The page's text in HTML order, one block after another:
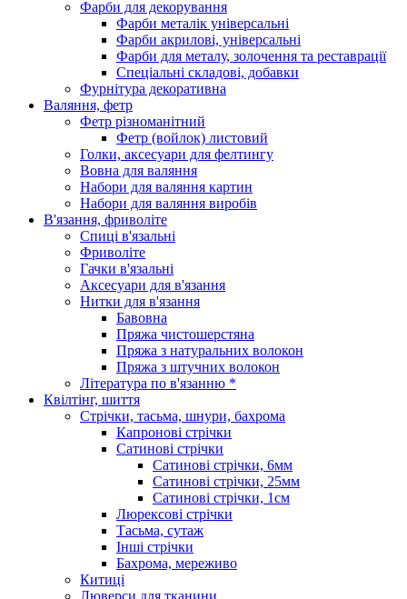
Фарби для декорування
Фарби металік універсальні
Фарби акрилові, універсальні
Фарби для металу, золочення та реставрації
Спеціальні складові, добавки
Фурнітура декоративна
Валяння, фетр
Фетр різноманітний
Фетр (войлок) листовий
Голки, аксесуари для фелтингу
Вовна для валяння
Набори для валяння картин
Набори для валяння виробів
В'язання, фриволіте
Спиці в'язальні
Фриволіте
Гачки в'язальні
Аксесуари для в'язання
Нитки для в'язання
Бавовна
Пряжа чистошерстяна
Пряжа з натуральних волокон
Пряжа з штучних волокон
Література по в'язанню *
Квілтінг, шиття
Стрічки, тасьма, шнури, бахрома
Капронові стрічки
Сатинові стрічки
Сатинові стрічки, 6мм
Сатинові стрічки, 25мм
Сатинові стрічки, 1см
Люрексові стрічки
Тасьма, сутаж
Інші стрічки
Бахрома, мереживо
Китиці
Люверси для тканини